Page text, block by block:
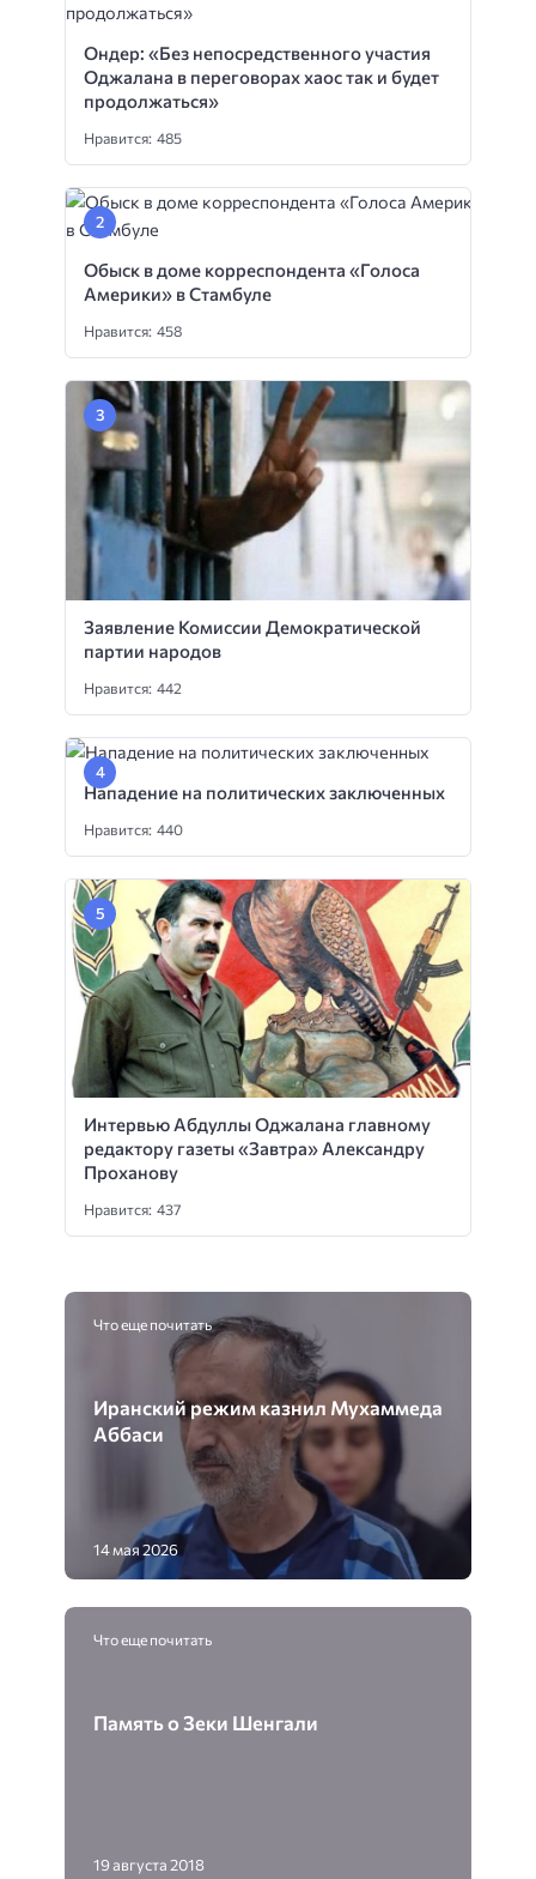
Ондер: «Без непосредственного участия
Оджалана в переговорах хаос так и будет
продолжаться»
Нравится: 485
Обыск в доме корреспондента «Голоса
Америки» в Стамбуле
Нравится: 458
Заявление Комиссии Демократической
партии народов
Нравится: 442
Нападение на политических заключенных
Нравится: 440
Интервью Абдуллы Оджалана главному
редактору газеты «Завтра» Александру
Проханову
Нравится: 437
Что еще почитать
Иранский режим казнил Мухаммеда
Аббаси
14 мая 2026
Что еще почитать
Память о Зеки Шенгали
19 августа 2018